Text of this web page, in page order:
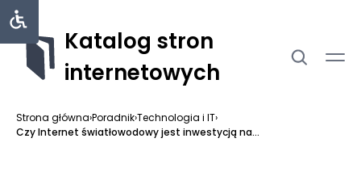
Katalog stron
internetowych
Strona główna›Poradnik›Technologia i IT›
Czy Internet światłowodowy jest inwestycją na...